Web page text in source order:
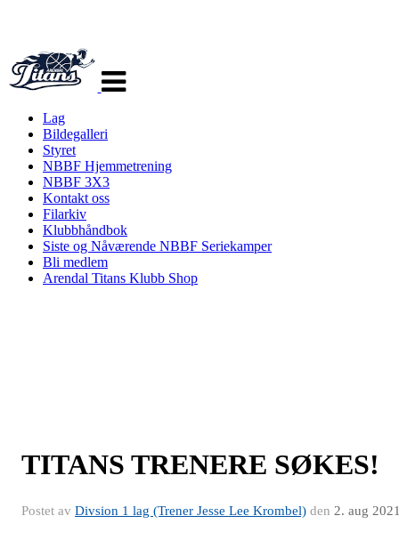
navigasjon
Lag
Bildegalleri
Styret
NBBF Hjemmetrening
NBBF 3X3
Kontakt oss
Filarkiv
Klubbhåndbok
Siste og Nåværende NBBF Seriekamper
Bli medlem
Arendal Titans Klubb Shop
TITANS TRENERE SØKES!
Postet av Divsion 1 lag (Trener Jesse Lee Krombel) den 2. aug